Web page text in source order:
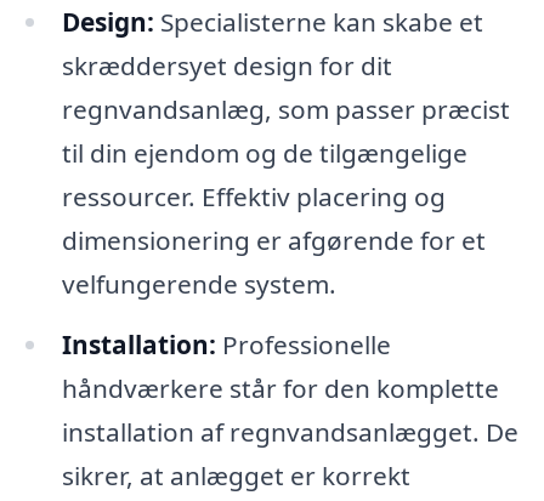
Design: Specialisterne kan skabe et
skræddersyet design for dit
regnvandsanlæg, som passer præcist
til din ejendom og de tilgængelige
ressourcer. Effektiv placering og
dimensionering er afgørende for et
velfungerende system.
Installation: Professionelle
håndværkere står for den komplette
installation af regnvandsanlægget. De
sikrer, at anlægget er korrekt